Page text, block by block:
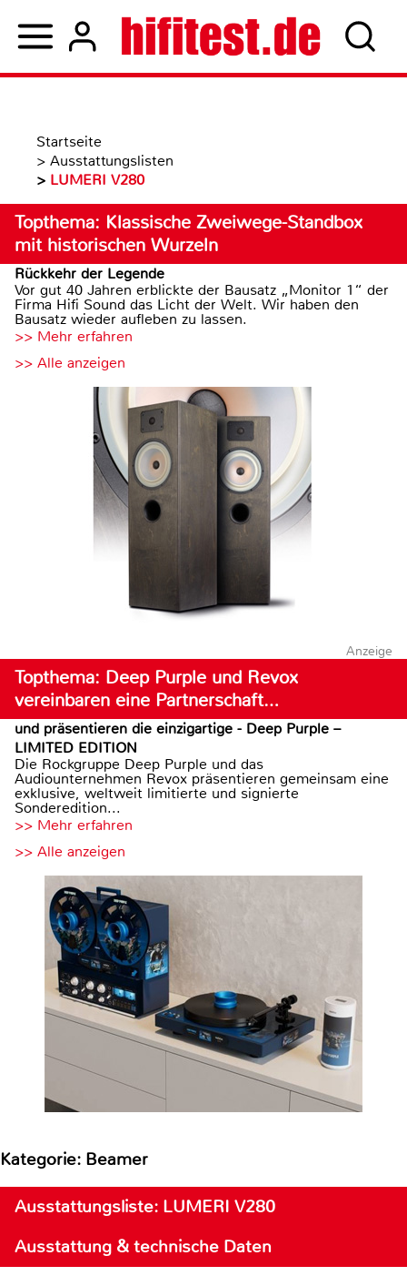
Startseite
> Ausstattungslisten
> LUMERI V280
Topthema: Klassische Zweiwege-Standbox
mit historischen Wurzeln
Rückkehr der Legende
Vor gut 40 Jahren erblickte der Bausatz „Monitor 1“ der
Firma Hifi Sound das Licht der Welt. Wir haben den
Bausatz wieder aufleben zu lassen.
>> Mehr erfahren
>> Alle anzeigen
Anzeige
Topthema: Deep Purple und Revox
vereinbaren eine Partnerschaft…
und präsentieren die einzigartige - Deep Purple –
LIMITED EDITION
Die Rockgruppe Deep Purple und das
Audiounternehmen Revox präsentieren gemeinsam eine
exklusive, weltweit limitierte und signierte
Sonderedition...
>> Mehr erfahren
>> Alle anzeigen
Kategorie: Beamer
Ausstattungsliste: LUMERI V280
Ausstattung & technische Daten